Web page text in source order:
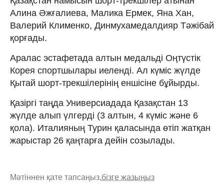
Алина Әжғалиева, Малика Ермек, Яна Хан,
Валерий Клименко, Динмухамедалдияр Тәжібай
қорғады.
Аралас эстафетада алтын медальді Оңтүстік
Корея спортшылары иеленді. Ал күміс жүлде
Қытай шорт-трекшілерінің еншісіне бұйырды.
Қазіргі таңда Универсиадада Қазақстан 13
жүлде алып үлгерді (3 алтын, 4 күміс және 6
қола). Италияның Турин қаласында өтіп жатқан
жарыстар 26 қаңтарға дейін созылады.
Мәтіннен қате тапсаңыз,бізге жазыңыз